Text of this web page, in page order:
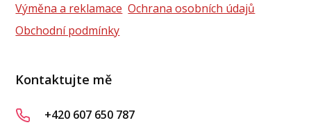
Výměna a reklamace Ochrana osobních údajů
Obchodní podmínky
Kontaktujte mě
+420 607 650 787